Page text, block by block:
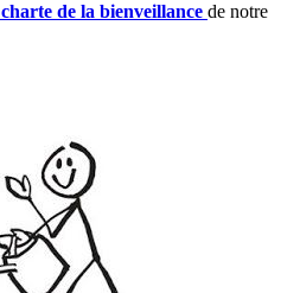
charte de la bienveillance de notre